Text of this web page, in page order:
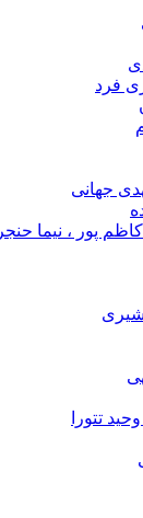
فرد
جهانی
پور ، نیما حنجر
تتورا